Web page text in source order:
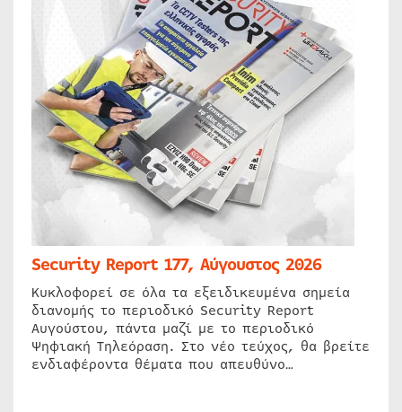
Security Report 177, Αύγουστος 2026
Κυκλοφορεί σε όλα τα εξειδικευμένα σημεία
διανομής το περιοδικό Security Report
Αυγούστου, πάντα μαζί με το περιοδικό
Ψηφιακή Τηλεόραση. Στο νέο τεύχος, θα βρείτε
ενδιαφέροντα θέματα που απευθύνο…